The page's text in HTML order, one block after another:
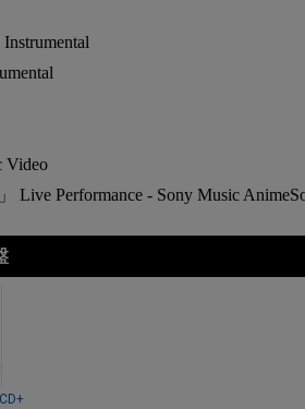
Video
Live Performance - Sony Music